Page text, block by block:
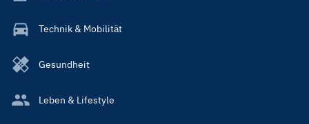
Technik & Mobilität
Gesundheit
Leben & Lifestyle